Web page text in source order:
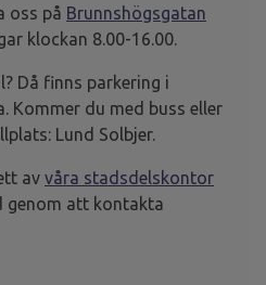
oss på Brunnshögsgatan
klockan 8.00-16.00.
Då finns parkering i
Kommer du med buss eller
Lund Solbjer.
av våra stadsdelskontor
genom att kontakta